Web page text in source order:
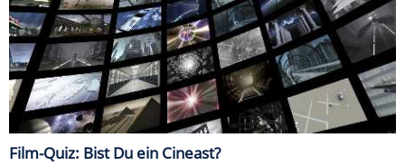
Film-Quiz: Bist Du ein Cineast?